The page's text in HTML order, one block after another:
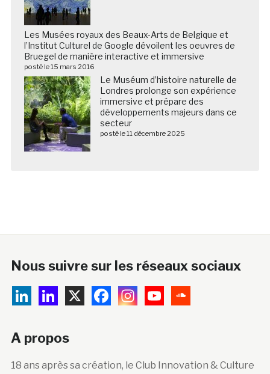
Les Musées royaux des Beaux-Arts de Belgique et
l’Institut Culturel de Google dévoilent les oeuvres de
Bruegel de manière interactive et immersive
posté le 15 mars 2016
Le Muséum d’histoire naturelle de
Londres prolonge son expérience
immersive et prépare des
développements majeurs dans ce
secteur
posté le 11 décembre 2025
Nous suivre sur les réseaux sociaux
A propos
18 ans après sa création, le Club Innovation & Culture